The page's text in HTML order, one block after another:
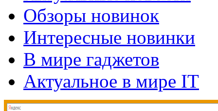
Обзоры новинок
Интересные новинки
В мире гаджетов
Актуальное в мире IT